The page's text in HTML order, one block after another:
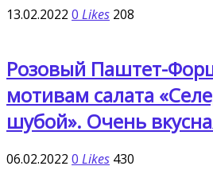
13.02.2022 0 Likes 208
Розовый Паштет-
мотивам салата
шубой». Очень
06.02.2022 0 Likes 430